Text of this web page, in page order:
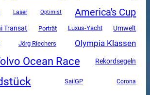
Laser Optimist America's Cup
Transat Porträt Luxus-Yacht Umwelt
Jörg Riechers Olympia Klassen
Ocean Race Rekordsegeln
SailGP Corona